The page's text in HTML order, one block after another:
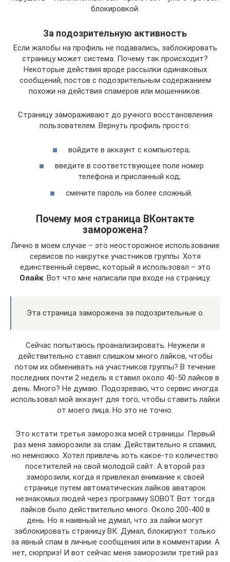
блокировкой.
За подозрительную активность
Если жалобы на профиль не подавались, заблокировать
страницу может система. Почему так происходит?
Некоторые действия вроде рассылки одинаковых
сообщений, постов с подозрительным содержанием
похожи на действия спамеров или мошенников.
Страницу замораживают до ручного восстановления
пользователем. Вернуть профиль просто:
войдите в аккаунт с компьютера;
введите в соответствующее поле номер
телефона и присланный код;
смените пароль на более сложный.
Почему моя страница ВКонтакте
заморожена?
Лично в моем случае – это неосторожное использование
сервисов по накрутке участников группы. Хотя
единственный сервис, который я использовал – это
Олайк. Вот что мне написали при входе на страницу:
Эта страница заморожена за подозрительные о.
Сейчас попытаюсь проанализировать. Неужели я
действительно ставил слишком много лайков, чтобы
потом их обменивать на участников группы? В течение
последних почти 2 недель я ставил около 40-50 лайков в
день. Много? Не думаю. Подозреваю, что сервис иногда
использовал мой аккаунт для того, чтобы ставить лайки
от моего лица. Но это не точно.
Это кстати третья заморозка моей страницы. Первый
раз меня заморозили за спам. Действительно я спамил,
но немножко. Хотел привлечь хоть какое-то количество
посетителей на свой молодой сайт. А второй раз
заморозили, когда я привлекал внимание к своей
странице путем автоматических лайков аватарок
незнакомых людей через программу SOBOT. Вот тогда
лайков было действительно много. Около 200-400 в
день. Но я наивный не думал, что за лайки могут
заблокировать страницу ВК. Думал, блокируют только
за явный спам в личные сообщения или в комментарии. А
нет, сюрприз! И вот сейчас меня заморозили третий раз